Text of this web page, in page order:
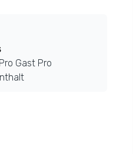
Gast Pro